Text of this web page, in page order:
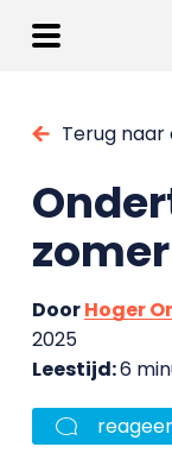
Terug
DoorHoger
2025
Leestijd:6
reageer